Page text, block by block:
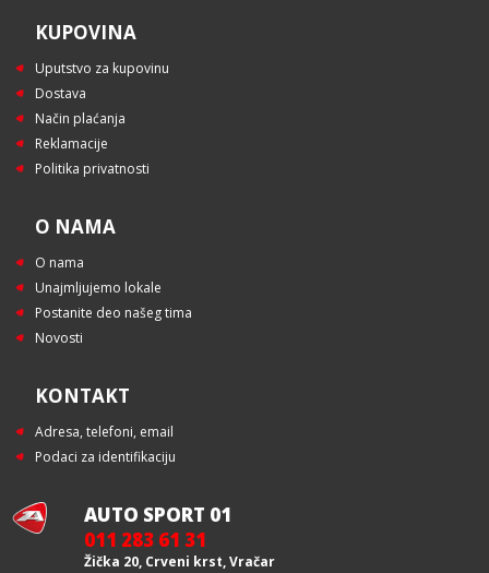
KUPOVINA
Uputstvo za kupovinu
Dostava
Način plaćanja
Reklamacije
Politika privatnosti
O NAMA
O nama
Unajmljujemo lokale
Postanite deo našeg tima
Novosti
KONTAKT
Adresa, telefoni, email
Podaci za identifikaciju
AUTO SPORT 01
011 283 61 31
Žička 20, Crveni krst, Vračar